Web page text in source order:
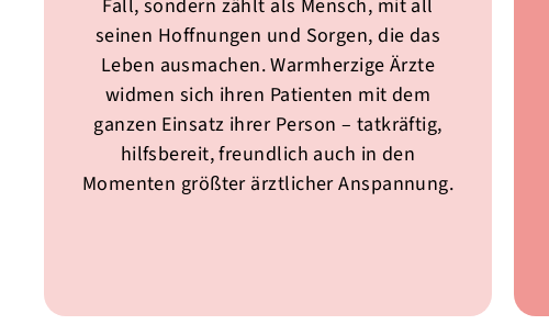
Fall, sondern zählt als Mensch, mit all
seinen Hoffnungen und Sorgen, die das
Leben ausmachen. Warmherzige Ärzte
widmen sich ihren Patienten mit dem
ganzen Einsatz ihrer Person – tatkräftig,
hilfsbereit, freundlich auch in den
Momenten größter ärztlicher Anspannung.